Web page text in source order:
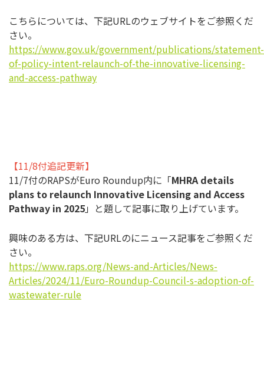
こちらについては、下記URLのウェブサイトをご参照くだ
さい。
https://www.gov.uk/government/publications/statement-
of-policy-intent-relaunch-of-the-innovative-licensing-
and-access-pathway
【11/8付追記更新】
11/7付のRAPSがEuro Roundup内に「MHRA details
plans to relaunch Innovative Licensing and Access
Pathway in 2025」と題して記事に取り上げています。
興味のある方は、下記URLのにニュース記事をご参照くだ
さい。
https://www.raps.org/News-and-Articles/News-
Articles/2024/11/Euro-Roundup-Council-s-adoption-of-
wastewater-rule